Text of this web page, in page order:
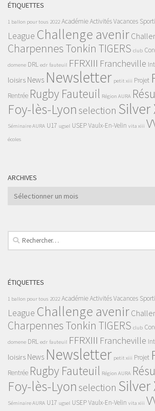
ÉTIQUETTES
1 ballon pour tous 2022 AcadémieActivités Vacances
League Challenge avenir
Charpennes Tonkin TIGERS club
domene DRL edr fauteuil FFRXIII Francheville
loisirs News Newsletter petit xiii Projet
Rentrée Rugby Fauteuil Région AURA
Foy-lès-Lyon selection Silver
Séminaire AURA U17 ugsel USEPVaulx-En-Velin vita xiii
écoles
ARCHIVES
Archives
Rechercher :
ÉTIQUETTES
1 ballon pour tous 2022 AcadémieActivités Vacances
League Challenge avenir
Charpennes Tonkin TIGERS club
domene DRL edr fauteuil FFRXIII Francheville
loisirs News Newsletter petit xiii Projet
Rentrée Rugby Fauteuil Région AURA
Foy-lès-Lyon selection Silver
Séminaire AURA U17 ugsel USEPVaulx-En-Velin vita xiii